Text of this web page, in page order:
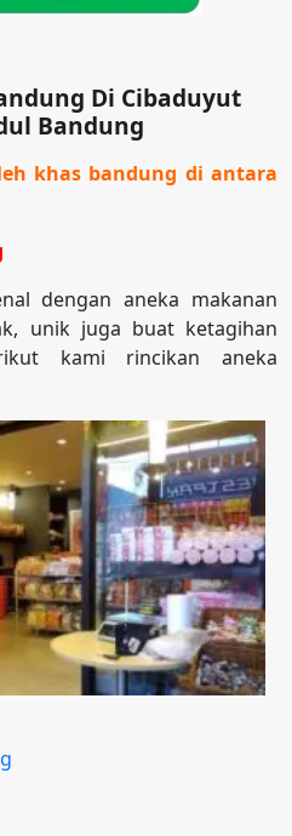
Di Cibaduyut
Bandung
khas bandung di antara
dengan aneka makanan
unik juga buat ketagihan
kami rincikan aneka